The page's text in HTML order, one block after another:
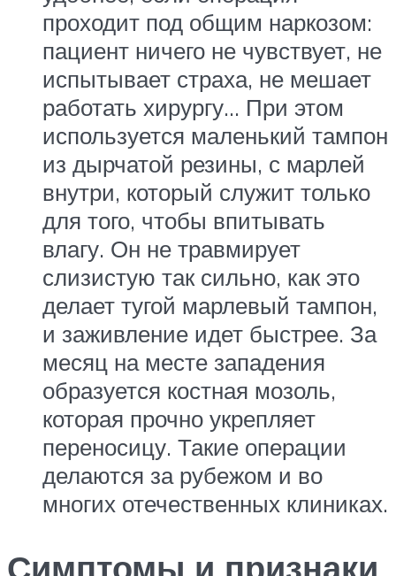
проходит под общим наркозом:
пациент ничего не чувствует, не
испытывает страха, не мешает
работать хирургу… При этом
используется маленький тампон
из дырчатой резины, с марлей
внутри, который служит только
для того, чтобы впитывать
влагу. Он не травмирует
слизистую так сильно, как это
делает тугой марлевый тампон,
и заживление идет быстрее. За
месяц на месте западения
образуется костная мозоль,
которая прочно укрепляет
переносицу. Такие операции
делаются за рубежом и во
многих отечественных клиниках.